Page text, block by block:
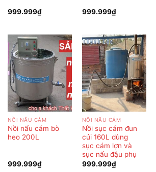
999.999₫ 999.999₫
NỒI NẤU CÁM
Nồi nấu cám bò
heo 200L
999.999₫
NỒI NẤU CÁM
Nồi sục cám đun
củi 160L dùng
sục cám lợn và
sục nấu đậu phụ
999.999₫